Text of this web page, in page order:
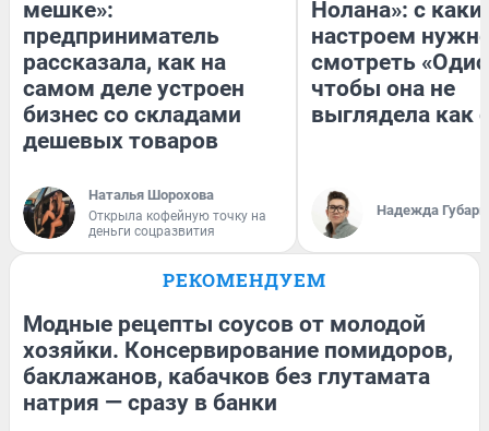
мешке»:
предприниматель
рассказала, как на
самом деле устроен
бизнес со складами
дешевых товаров
Наталья Шорохова
Открыла кофейную точку на
деньги соцразвития
Нолана»: с
настроем
смотреть
чтобы она не
выглядела как
Надежда Губарь
РЕКОМЕНДУЕМ
Модные рецепты соусов от молодой
хозяйки. Консервирование помидоров,
баклажанов, кабачков без глутамата
натрия — сразу в банки